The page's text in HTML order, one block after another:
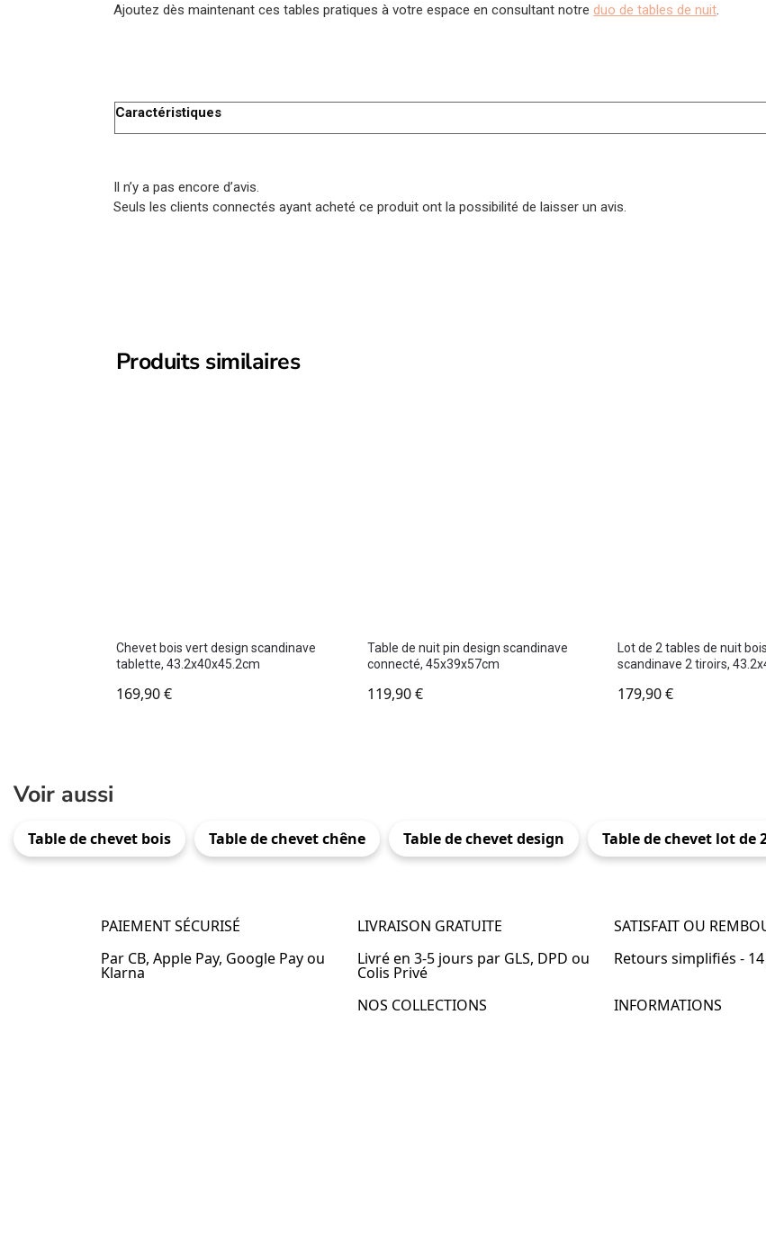
Ajoutez dès maintenant ces tables pratiques à votre espace en consultant notreduo de tables de nuit.
Caractéristiques
Il n’y a pas encore d’avis.
Seuls les clients connectés ayant acheté ce produit ont la possibilité de laisser un avis.
Produits similaires
Chevet bois vert design scandinave
tablette, 43.2x40x45.2cm
169,90€
Table de nuit pin design scandinave
connecté, 45x39x57cm
119,90€
Lot de 2 tables de nuit
scandinave 2 tiroirs,
179,90€
Voir aussi
Table de chevet bois Table de chevet chêne Table de chevet design Table de chevet lot de
PAIEMENT SÉCURISÉ
Par CB, Apple Pay, Google Pay ou
Klarna
LIVRAISON GRATUITE
Livré en 3-5 jours par GLS, DPD ou
Colis Privé
SATISFAIT OU
Retours simplifiés -
NOS COLLECTIONS
INFORMATIONS